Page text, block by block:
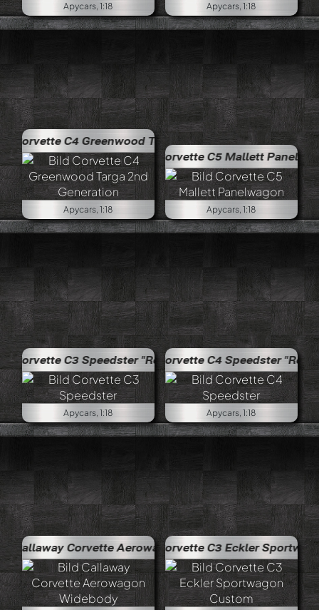
Apycars, 1:18 Apycars, 1:18
Targa 2nd Generation
Apycars, 1:18
Corvette C5 Mallett Panelwagon
Apycars, 1:18
"Ready to Race"
Apycars, 1:18
Corvette C4 Speedster "Ready to Race"
Apycars, 1:18
Aerowagon Widebody
Corvette C3 Eckler Sportwagon Custom